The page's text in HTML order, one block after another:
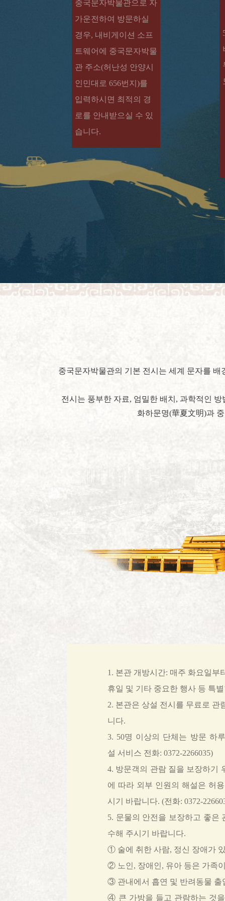
중국문자박물관으로 자
가운전하여 방문하실
경우, 내비게이션 소프
트웨어에 중국문자박물
관 주소(허난성 안양시
인민대로 656번지)를
입력하시면 최적의 경
로를 안내받으실 수 있
습니다.
중국문자박물관의 기본 전시는 세계 문자를
전시는 풍부한 자료, 엄밀한 배치, 과학적인
화하문명(華夏文明)과
1. 본관 개방시간: 매주 화요일부
휴일 및 기타 중요한 행사 등 특
2. 본관은 상설 전시를 무료로 관
니다.
3. 50명 이상의 단체는 방문 하
설 서비스 전화: 0372-2266035)
4. 방문객의 관람 질을 보장하기
에 따라 외부 인원의 해설은 허
시기 바랍니다. (전화: 0372-
5. 문물의 안전을 보장하고 좋은
수해 주시기 바랍니다.
① 술에 취한 사람, 정신 장애가
② 노인, 장애인, 유아 등은 가족
③ 관내에서 흡연 및 반려동물
④ 큰 가방을 들고 관람하는 것